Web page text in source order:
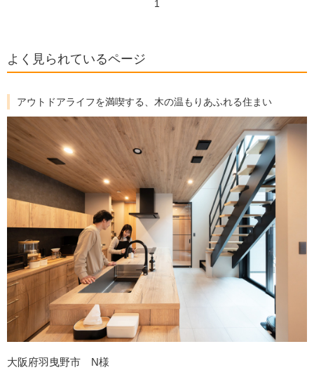
1
よく見られているページ
アウトドアライフを満喫する、木の温もりあふれる住まい
大阪府羽曳野市 N様